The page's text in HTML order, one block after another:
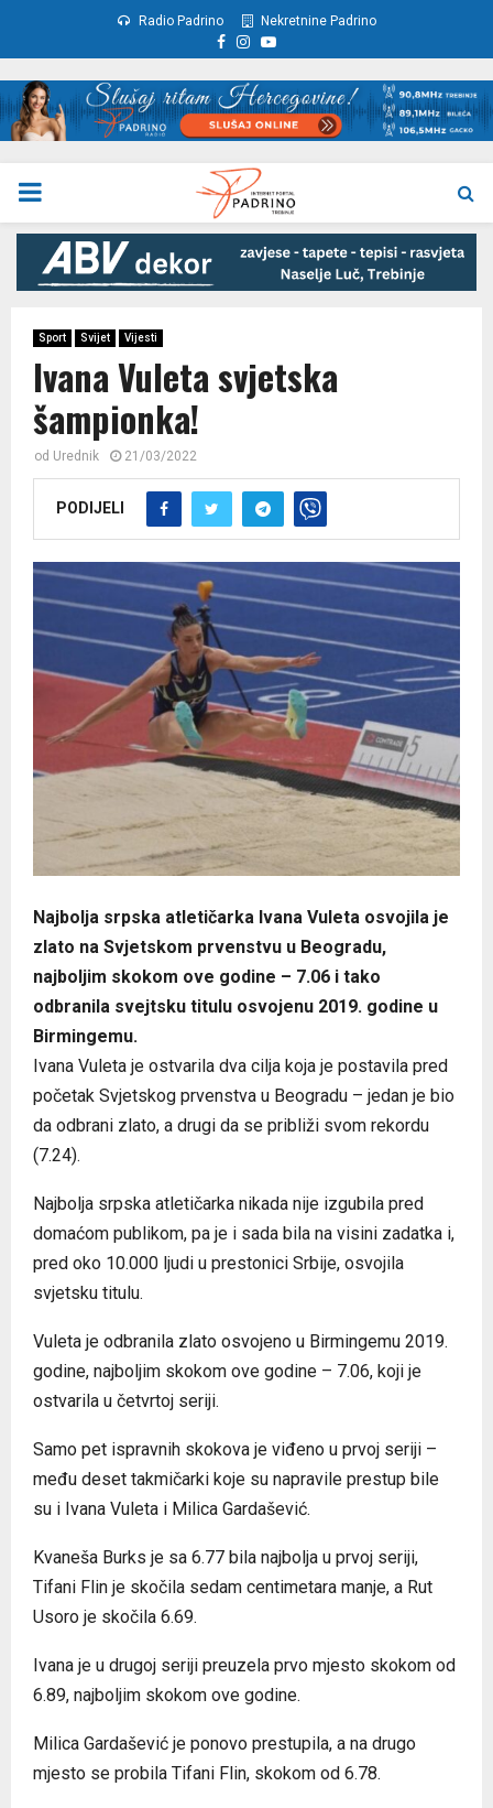
Radio Padrino Nekretnine Padrino
Facebook
Instagram
Youtube
PRIMARY
MENU
Sport Svijet Vijesti
Ivana Vuleta svjetska
šampionka!
od Urednik 21/03/2022
PODIJELI
Najbolja srpska atletičarka Ivana Vuleta osvojila je
zlato na Svjetskom prvenstvu u Beogradu,
najboljim skokom ove godine – 7.06 i tako
odbranila svejtsku titulu osvojenu 2019. godine u
Birmingemu.
Ivana Vuleta je ostvarila dva cilja koja je postavila pred
početak Svjetskog prvenstva u Beogradu – jedan je bio
da odbrani zlato, a drugi da se približi svom rekordu
(7.24).
Najbolja srpska atletičarka nikada nije izgubila pred
domaćom publikom, pa je i sada bila na visini zadatka i,
pred oko 10.000 ljudi u prestonici Srbije, osvojila
svjetsku titulu.
Vuleta je odbranila zlato osvojeno u Birmingemu 2019.
godine, najboljim skokom ove godine – 7.06, koji je
ostvarila u četvrtoj seriji.
Samo pet ispravnih skokova je viđeno u prvoj seriji –
među deset takmičarki koje su napravile prestup bile
su i Ivana Vuleta i Milica Gardašević.
Kvaneša Burks je sa 6.77 bila najbolja u prvoj seriji,
Tifani Flin je skočila sedam centimetara manje, a Rut
Usoro je skočila 6.69.
Ivana je u drugoj seriji preuzela prvo mjesto skokom od
6.89, najboljim skokom ove godine.
Milica Gardašević je ponovo prestupila, a na drugo
mjesto se probila Tifani Flin, skokom od 6.78.